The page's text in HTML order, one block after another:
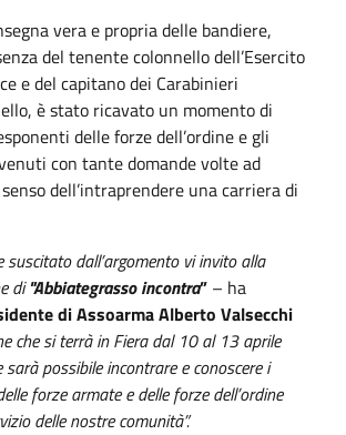
vera e propria delle bandiere,
del tenente colonnello dell’Esercito
e del capitano dei Carabinieri
è stato ricavato un momento di
delle forze dell’ordine e gli
con tante domande volte ad
dell’intraprendere una carriera di
suscitato dall’argomento vi invito alla
di"Abbiategrasso incontra” – ha
di Assoarma Alberto Valsecchi
che si terrà in Fiera dal 10 al 13 aprile
possibile incontrare e conoscere i
forze armate e delle forze dell’ordine
delle nostre comunità”.